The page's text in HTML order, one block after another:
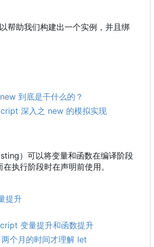
帮助我们构建出一个实例，并且绑
到底是干什么的？
深入之 new 的模拟实现
） 可以将变量和函数在编译阶段
在执行阶段时在声明前使用。
提升
变量提升和函数提升
个月的时间才理解 let